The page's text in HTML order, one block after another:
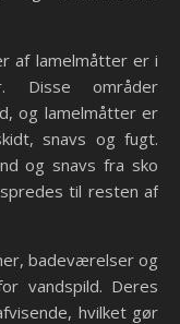
af lamelmåtter er i
Disse områder
og lamelmåtter er
snavs og fugt.
og snavs fra sko
til resten af
badeværelser og
vandspild. Deres
hvilket gør